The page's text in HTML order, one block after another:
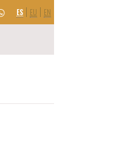
SELECCIÓN
DE
ES EU EN